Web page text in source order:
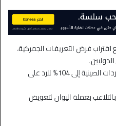
فرض التعريفات الجمركية،
بينما، رفع ترامب الرسوم على الواردات الصينية إلى 104% للرد على
بعملة اليوان لتعويض